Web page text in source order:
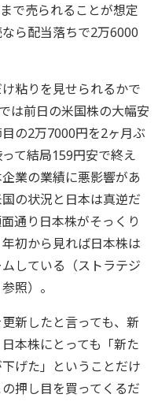
で売られることが想定
ら配当落ちで2万6000
粘りを見せられるかで
は前日の米国株の大幅安
の2万7000円を2ヶ月ぶ
て結局159円安で終え
業の業績に悪影響があ
の状況と日本は真逆だ
通り日本株がそっくり
初から見れば日本株は
している（ストラテジ
参照）。
新したと言っても、新
本株にとっても「新た
げた」ということだけ
押し目を買ってくるだ